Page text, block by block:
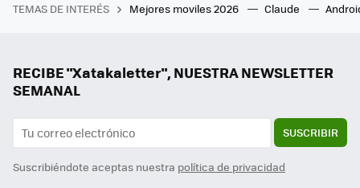
TEMAS DE INTERÉS Mejores moviles 2026 Claude
RECIBE "Xatakaletter", NUESTRA NEWSLETTER
SEMANAL
SUSCRIBIR
Suscribiéndote aceptas nuestra política de privacidad